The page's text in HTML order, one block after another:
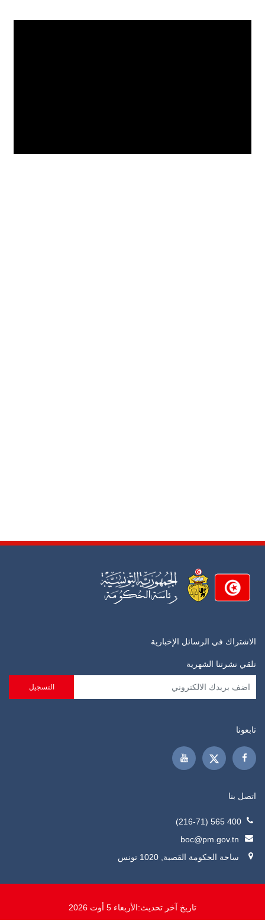
الاشتراك في الرسائل الإخبارية
تلقي نشرتنا الشهرية
تابعونا
اتصل بنا
400 565 (216-71)
boc@pm.gov.tn
ساحة الحكومة القصبة, 1020 تونس
تاريخ آخر تحديث:الأربعاء 5 أوت 2026